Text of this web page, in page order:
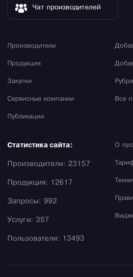
Чат производителей
Производители
Продукция
Закупки
Сервисные компании
Публикации
Все
О
Статистика сайта:
Производители: 23157
Продукция: 12617
Запросы: 992
Услуги: 357
Пользователи: 13493